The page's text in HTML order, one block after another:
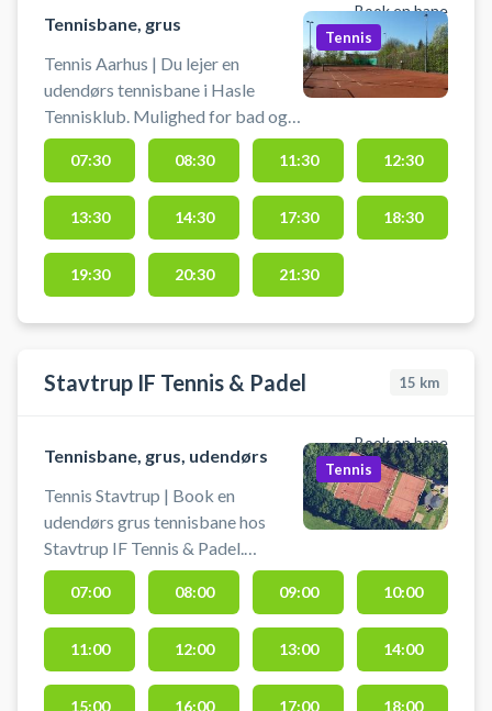
Book en bane
Tennisbane, grus
Tennis Aarhus | Du lejer en
udendørs tennisbane i Hasle
Tennisklub. Mulighed for bad og
omklædning. Husk at efterlade
banen fejet og med rene linjer.
Reservationen kan afbestilles
indtil 30 minutter før banetimens
starttidspunkt.
Tennis
07:30 08:30 11:30 12:30
13:30 14:30 17:30 18:30
19:30 20:30 21:30
Stavtrup IF Tennis & Padel 15 km
Book en bane
Tennisbane, grus, udendørs
Tennis Stavtrup | Book en
udendørs grus tennisbane hos
Stavtrup IF Tennis & Padel.
Stavtrup IF Tennis & Padel byder
på grus tennis i skønne
naturomgivelser på deres tennis-
og padelanlæg i Stavtrup, hvor der
også findes 1 kunstgræs
tennisbane og 1 udendørs
Tennis
07:00 08:00 09:00 10:00
11:00 12:00 13:00 14:00
15:00 16:00 17:00 18:00